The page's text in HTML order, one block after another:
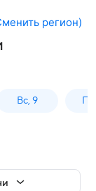
регион)
Вс, 9